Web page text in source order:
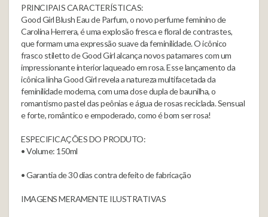
PRINCIPAIS CARACTERÍSTICAS:
Good Girl Blush Eau de Parfum, o novo perfume feminino de
Carolina Herrera, é uma explosão fresca e floral de contrastes,
que formam uma expressão suave da feminilidade. O icônico
frasco stiletto de Good Girl alcança novos patamares com um
impressionante interior laqueado em rosa. Esse lançamento da
icônica linha Good Girl revela a natureza multifacetada da
feminilidade moderna, com uma dose dupla de baunilha, o
romantismo pastel das peônias e água de rosas reciclada. Sensual
e forte, romântico e empoderado, como é bom ser rosa!
ESPECIFICAÇÕES DO PRODUTO:
• Volume: 150ml
• Garantia de 30 dias contra defeito de fabricação
IMAGENS MERAMENTE ILUSTRATIVAS